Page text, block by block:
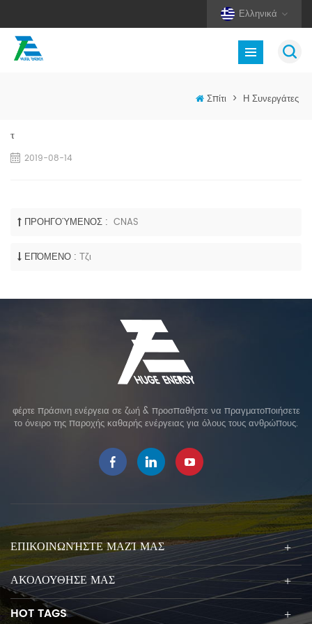
Ελληνικά
Σπίτι > Η Συνεργάτες
τ
2019-08-14
ΠΡΟΗΓΟΎΜΕΝΟΣ : CNAS
ΕΠΌΜΕΝΟ : Τζι
φέρτε πράσινη ενέργεια σε ζωή & προσπαθήστε να πραγματοποιήσετε
το όνειρο της παροχής καθαρής ενέργειας για όλους τους ανθρώπους.
ΕΠΙΚΟΙΝΩΝΉΣΤΕ ΜΑΖΊ ΜΑΣ
ΑΚΟΛΟΥΘΗΣΕ ΜΑΣ
HOT TAGS